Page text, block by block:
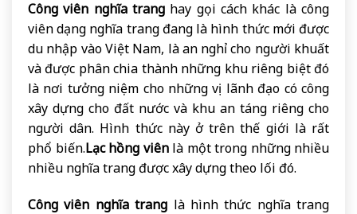
Công viên nghĩa trang hay gọi cách khác là công
viên dạng nghĩa trang đang là hình thức mới được
du nhập vào Việt Nam, là an nghỉ cho người khuất
và được phân chia thành những khu riêng biệt đó
là nơi tưởng niệm cho những vị lãnh đạo có công
xây dựng cho đất nước và khu an táng riêng cho
người dân. Hình thức này ở trên thế giới là rất
phổ biến.Lạc hồng viênlà một trong những nhiều
nhiều nghĩa trang được xây dựng theo lối đó.
Công viên nghĩa trang là hình thức nghĩa trang